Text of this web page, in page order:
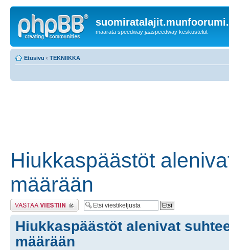
maarata speedway jääspeedway keskustelut
Etusivu ‹ TEKNIIKKA
Hiukkaspäästöt
määrään
Lähetä vastaus
Hiukkaspäästöt alenivat
määrään